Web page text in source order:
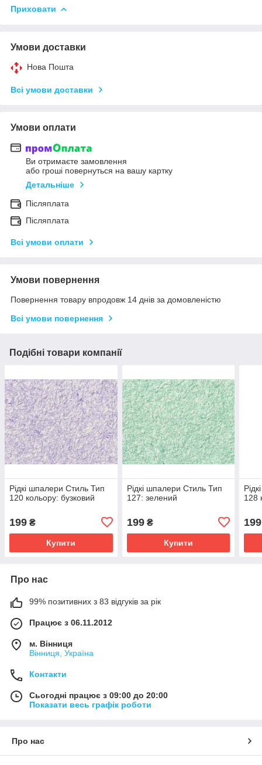
Приховати
Умови доставки
Нова Пошта
Всі умови доставки
Умови оплати
Ви отримаєте замовлення
або гроші повернуться на вашу картку
Детальніше
Післяплата
Післяплата
Всі умови оплати
Умови повернення
Повернення товару впродовж 14 днів за домовленістю
Всі умови повернення
Подібні товари компанії
Рідкі шпалери Стиль Тип
120 кольору: бузковий
199 ₴
Купити
Рідкі шпалери Стиль Тип
127: зелений
199₴
Купити
128
199
Про нас
99% позитивних з 83 відгуків за рік
Працює з 06.11.2012
м. Вінниця
Вінниця, Україна
Контакти
Сьогодні працює з 09:00 до 20:00
Показати весь графік роботи
Про нас